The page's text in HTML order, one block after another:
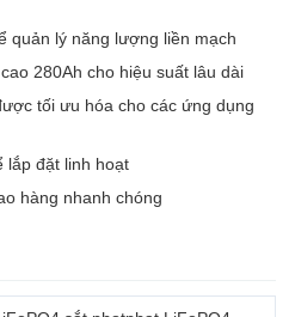
quản lý năng lượng liền mạch
280Ah cho hiệu suất lâu dài
tối ưu hóa cho các ứng dụng
lắp đặt linh hoạt
hàng nhanh chóng